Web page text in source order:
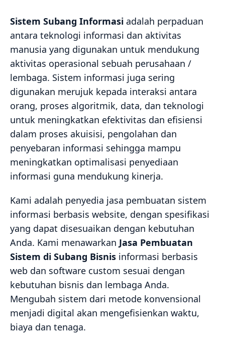
Sistem Subang Informasi adalah perpaduan
antara teknologi informasi dan aktivitas
manusia yang digunakan untuk mendukung
aktivitas operasional sebuah perusahaan /
lembaga. Sistem informasi juga sering
digunakan merujuk kepada interaksi antara
orang, proses algoritmik, data, dan teknologi
untuk meningkatkan efektivitas dan efisiensi
dalam proses akuisisi, pengolahan dan
penyebaran informasi sehingga mampu
meningkatkan optimalisasi penyediaan
informasi guna mendukung kinerja.
Kami adalah penyedia jasa pembuatan sistem
informasi berbasis website, dengan spesifikasi
yang dapat disesuaikan dengan kebutuhan
Anda. Kami menawarkan Jasa Pembuatan
Sistem di Subang Bisnis informasi berbasis
web dan software custom sesuai dengan
kebutuhan bisnis dan lembaga Anda.
Mengubah sistem dari metode konvensional
menjadi digital akan mengefisienkan waktu,
biaya dan tenaga.